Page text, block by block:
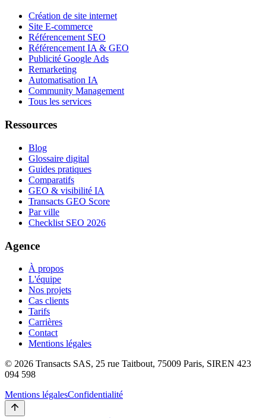
Création de site internet
Site E-commerce
Référencement SEO
Référencement IA & GEO
Publicité Google Ads
Remarketing
Automatisation IA
Community Management
Tous les services
Ressources
Blog
Glossaire digital
Guides pratiques
Comparatifs
GEO & visibilité IA
Transacts GEO Score
Par ville
Checklist SEO 2026
Agence
À propos
L'équipe
Nos projets
Cas clients
Tarifs
Carrières
Contact
Mentions légales
© 2026 Transacts SAS, 25 rue Taitbout, 75009 Paris, SIREN 423
094 598
Mentions légalesConfidentialité